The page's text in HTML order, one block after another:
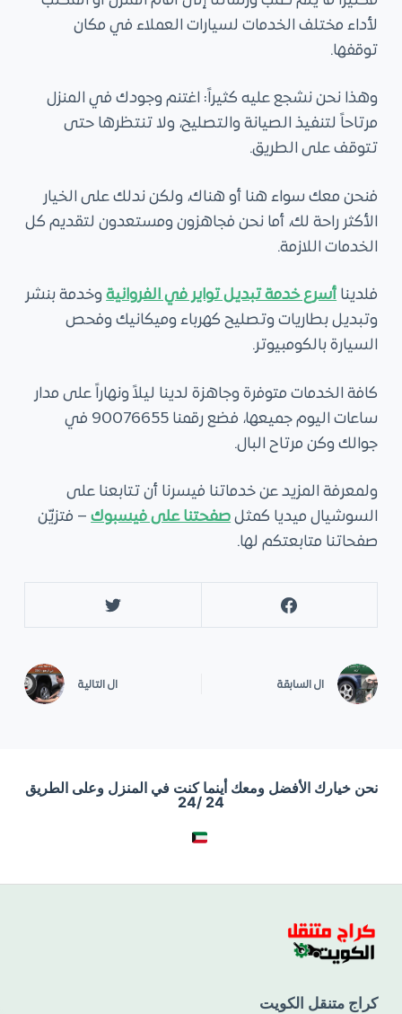
لأداء مختلف الخدمات لسيارات العملاء في مكان
توقفها.
وهذا نحن نشجع عليه كثيراً: اغتنم وجودك في المنزل
مرتاحاً لتنفيذ الصيانة والتصليح، ولا تنتظرها حتى
تتوقف على الطريق.
فنحن معك سواء هنا أو هناك، ولكن ندلك على الخيار
الأكثر راحة لك، أما نحن فجاهزون ومستعدون لتقديم كل
الخدمات اللازمة.
فلديناأسرع خدمة تبديل تواير في الفروانيةوخدمة بنشر
وتبديل بطاريات وتصليح كهرباء وميكانيك وفحص
السيارة بالكومبيوتر.
كافة الخدمات متوفرة وجاهزة لدينا ليلاً ونهاراً على مدار
ساعات اليوم جميعها، فضع رقمنا 90076655 في
جوالك وكن مرتاح البال.
ولمعرفة المزيد عن خدماتنا فيسرنا أن تتابعنا على
السوشيال ميديا كمثلصفحتنا على فيسبوك– فتزيّن
صفحاتنا متابعتكم لها.
الالسابقة ال التالية
نحن خيارك الأفضل ومعك أينما كنت في المنزل وعلى الطريق
24 /24
كراج متنقل الكويت